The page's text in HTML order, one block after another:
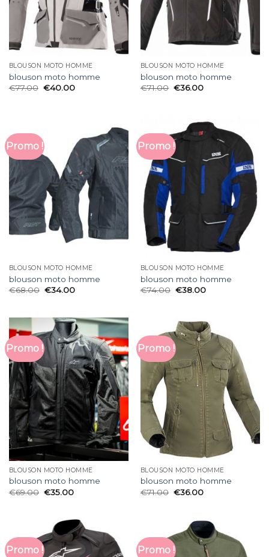
BLOUSON MOTO HOMME
blouson moto homme
€77.00 €40.00
BLOUSON MOTO HOMME
blouson moto homme
€71.00 €36.00
Promo !
BLOUSON MOTO HOMME
blouson moto homme
€68.00 €34.00
Promo !
BLOUSON MOTO HOMME
blouson moto homme
€74.00 €38.00
Promo !
BLOUSON MOTO HOMME
blouson moto homme
€69.00 €35.00
Promo !
BLOUSON MOTO HOMME
blouson moto homme
€71.00 €36.00
Promo ! Promo !